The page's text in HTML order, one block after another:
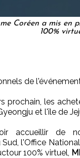
Coréen a mis en
100%
de
prochain, les
et l'île de
accueillir de
l'Office
100% virtuel,